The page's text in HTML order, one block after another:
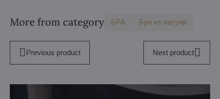
More from category БPA Бра из латуни
Previous product Next product